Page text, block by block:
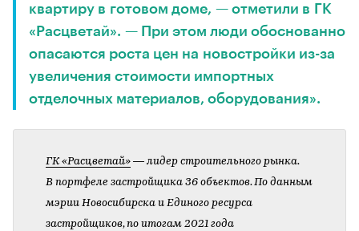
квартиру в готовом доме, — отметили в ГК
«Расцветай». — При этом люди обоснованно
опасаются роста цен на новостройки из-за
увеличения стоимости импортных
отделочных материалов, оборудования».
ГК «Расцветай» — лидер строительного рынка.
В портфеле застройщика 36 объектов. По данным
мэрии Новосибирска и Единого ресурса
застройщиков, по итогам 2021 года